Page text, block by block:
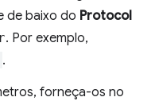
de baixo do Protocol
. Por exemplo,
.
forneça-os no